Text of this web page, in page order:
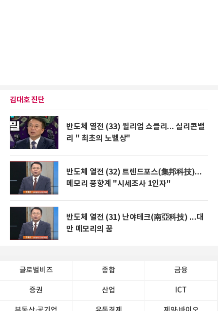
김대호 진단
반도체 열전 (33) 윌리엄 쇼클리... 실리콘밸
리 " 최초의 노벨상"
반도체 열전 (32) 트렌드포스(集邦科技)...
메모리 풍향계 "시세조사 1인자"
반도체 열전 (31) 난야테크(南亞科技) ...대
만 메모리의 꿈
글로벌비즈 종합 금융
증권 산업 ICT